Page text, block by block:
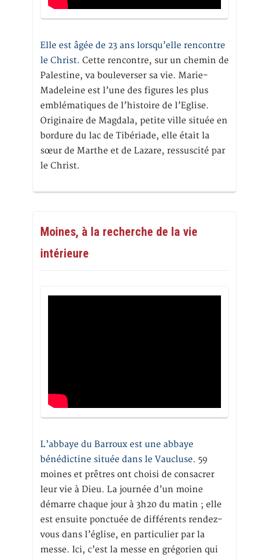
Elle est âgée de 23 ans lorsqu’elle rencontre
le Christ. Cette rencontre, sur un chemin de
Palestine, va bouleverser sa vie. Marie-
Madeleine est l’une des figures les plus
emblématiques de l’histoire de l’Eglise.
Originaire de Magdala, petite ville située en
bordure du lac de Tibériade, elle était la
sœur de Marthe et de Lazare, ressuscité par
le Christ.
Moines, à la recherche de la vie
intérieure
L’abbaye du Barroux est une abbaye
bénédictine située dans le Vaucluse. 59
moines et prêtres ont choisi de consacrer
leur vie à Dieu. La journée d’un moine
démarre chaque jour à 3h20 du matin ; elle
est ensuite ponctuée de différents rendez-
vous dans l’église, en particulier par la
messe. Ici, c’est la messe en grégorien qui